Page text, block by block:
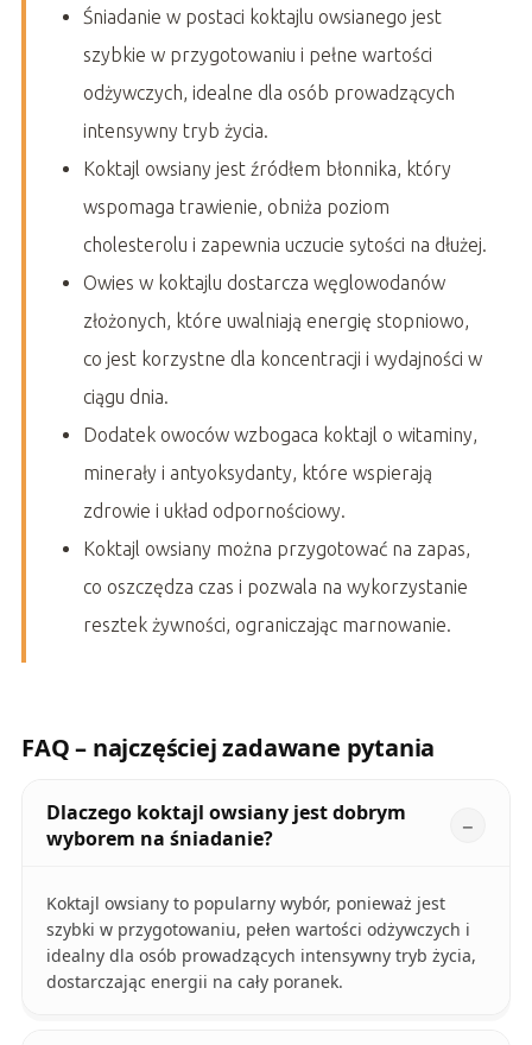
Śniadanie w postaci koktajlu owsianego jest
szybkie w przygotowaniu i pełne wartości
odżywczych, idealne dla osób prowadzących
intensywny tryb życia.
Koktajl owsiany jest źródłem błonnika, który
wspomaga trawienie, obniża poziom
cholesterolu i zapewnia uczucie sytości na dłużej.
Owies w koktajlu dostarcza węglowodanów
złożonych, które uwalniają energię stopniowo,
co jest korzystne dla koncentracji i wydajności w
ciągu dnia.
Dodatek owoców wzbogaca koktajl o witaminy,
minerały i antyoksydanty, które wspierają
zdrowie i układ odpornościowy.
Koktajl owsiany można przygotować na zapas,
co oszczędza czas i pozwala na wykorzystanie
resztek żywności, ograniczając marnowanie.
FAQ – najczęściej zadawane pytania
Dlaczego koktajl owsiany jest dobrym
wyborem na śniadanie?
Koktajl owsiany to popularny wybór, ponieważ jest
szybki w przygotowaniu, pełen wartości odżywczych i
idealny dla osób prowadzących intensywny tryb życia,
dostarczając energii na cały poranek.